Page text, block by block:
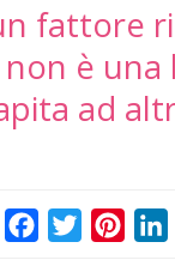
fattore
è
ad
FacebookTwitter